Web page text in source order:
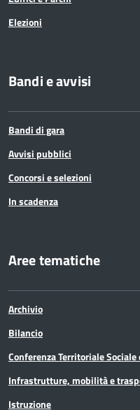
Elezioni
Bandi e avvisi
Bandi di gara
Avvisi pubblici
Concorsi e selezioni
In scadenza
Aree tematiche
Archivio
Bilancio
Conferenza Territoriale Sociale
Infrastrutture, mobilità e
Istruzione